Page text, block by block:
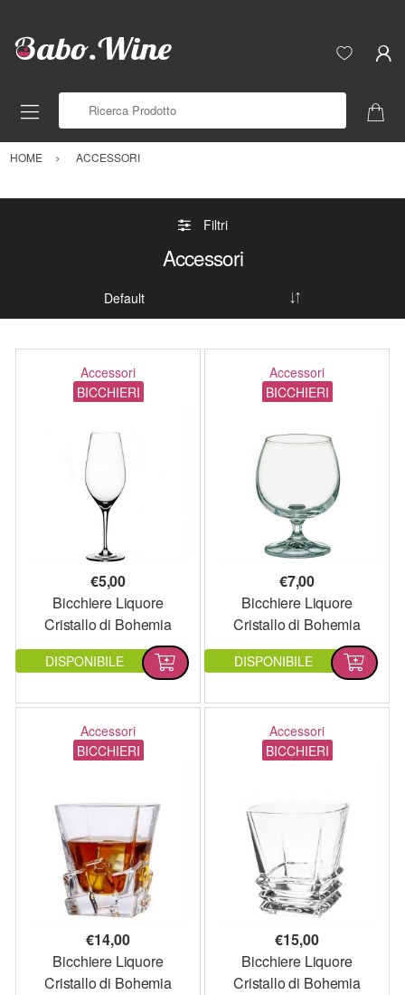
HOME ACCESSORI
Filtri
Accessori
Accessori
BICCHIERI
€5,00
Bicchiere Liquore
Cristallo di Bohemia
DISPONIBILE
Accessori
BICCHIERI
€7,00
Bicchiere Liquore
Cristallo di Bohemia
DISPONIBILE
Accessori
BICCHIERI
€14,00
Bicchiere Liquore
Cristallo di Bohemia
Accessori
BICCHIERI
€15,00
Bicchiere Liquore
Cristallo di Bohemia